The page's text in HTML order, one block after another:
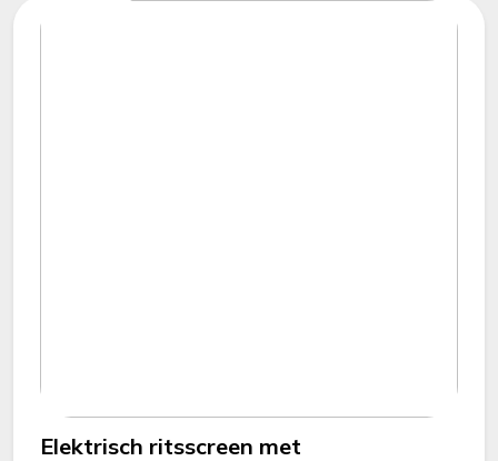
Elektrisch ritsscreen met